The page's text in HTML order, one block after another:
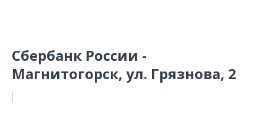
Сбербанк России -
Магнитогорск, ул. Грязнова, 2